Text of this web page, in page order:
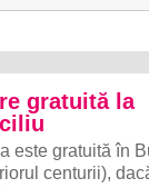
gratuită la
este gratuită în
centurii),